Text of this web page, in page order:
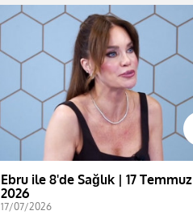
Ebru ile 8'de Sağlık | 17 Temmuz
2026
17/07/2026